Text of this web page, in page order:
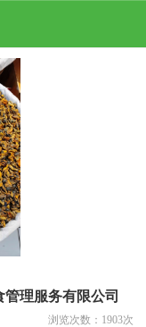
理服务有限公司
浏览次数： 1903次